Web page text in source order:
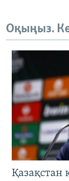
Оқыңыз.
Қазақстан